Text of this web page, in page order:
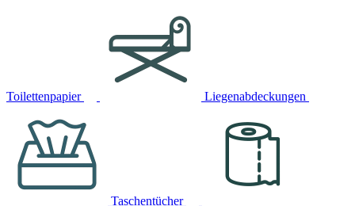
Toilettenpapier Liegenabdeckungen
Taschentücher